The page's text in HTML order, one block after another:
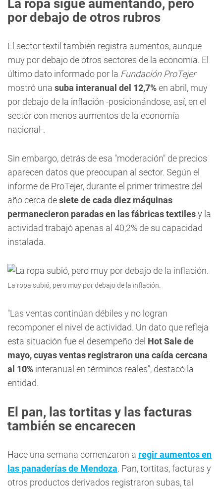
La ropa sigue aumentando, pero
por debajo de otros rubros
El sector textil también registra aumentos, aunque
muy por debajo de otros sectores de la economía. El
último dato informado por la Fundación ProTejer
mostró una suba interanual del 12,7%en abril, muy
por debajo de la inflación -posicionándose, así, en el
sector con menos aumentos de la economía
nacional-.
Sin embargo, detrás de esa "moderación" de precios
aparecen datos que preocupan al sector. Según el
informe de ProTejer, durante el primer trimestre del
año cerca desiete de cada diez máquinas
permanecieron paradas en las fábricas textilesy la
actividad trabajó apenas al 40,2% de su capacidad
instalada.
La ropa subió, pero muy por debajo de la inflación.
"Las ventas continúan débiles y no logran
recomponer el nivel de actividad. Un dato que refleja
esta situación fue el desempeño del Hot Sale de
mayo, cuyas ventas registraron una caída cercana
al 10% interanual en términos reales", destacó la
entidad.
El pan, las tortitas y las facturas
también se encarecen
Hace una semana comenzaron a regir aumentos en
las panaderías de Mendoza. Pan, tortitas, facturas y
otros productos derivados registraron subas, tal